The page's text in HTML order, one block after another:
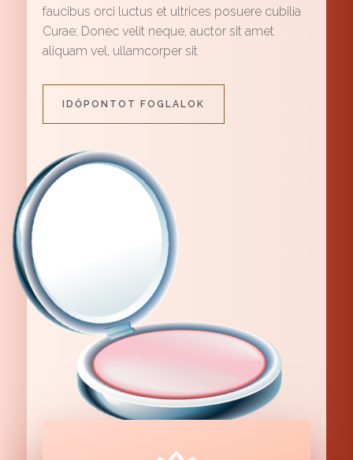
faucibus orci luctus et ultrices posuere cubilia
Curae; Donec velit neque, auctor sit amet
aliquam vel, ullamcorper sit
IDŐPONTOT FOGLALOK